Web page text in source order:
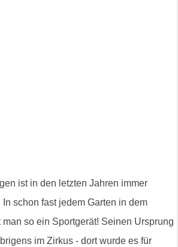
ist in den letzten Jahren immer
schon fast jedem Garten in dem
so ein Sportgerät! Seinen Ursprung
im Zirkus - dort wurde es für